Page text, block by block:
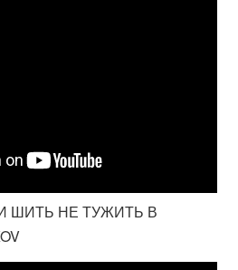
ШИТЬ НЕ ТУЖИТЬ В